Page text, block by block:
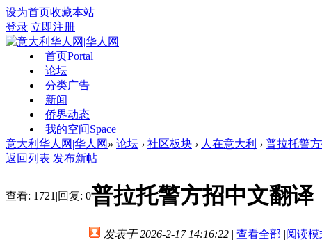
设为首页收藏本站
登录 立即注册
首页Portal
论坛
分类广告
新闻
侨界动态
我的空间Space
意大利华人网|华人网 » 论坛 › 社区板块 › 人在意大利 › 普拉托警
返回列表 发布新帖
查看: 1721 |回复: 0普拉托警方招中文翻译
发表于 2026-2-17 14:16:22 | 查看全部 |阅读模